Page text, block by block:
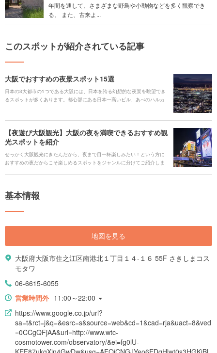
年間を通して、さまざまな野鳥や小動物などを多く観察でき
る。 また、古来よ...
このスポットが紹介されている記事
大阪でおすすめの夜景スポット15選
日本の3大都市の1つである大阪には、日本を誇る幻想的な夜景を眺望でき
るスポットが多くあります。都心部にある日本一高いビル、あべのハルカ
【夜遊び大阪観光】大阪の夜を満喫できるおすすめ観
光スポットを紹介
せっかく大阪観光にきたんだから、夜まで目一杯楽しみたい！という方に
おすすめの夜だからこそ楽しめるスポットをジャンルに分けてご紹介しま
基本情報
地図を見る
大阪府大阪市住之江区南港北１丁目１４-１６ 55F さきしまコス
モタワ
06-6615-6055
営業時間外 11:00～22:00
https://www.google.co.jp/url?
sa=t&rct=j&q=&esrc=s&source=web&cd=1&cad=rja&uact=8&ved
=0CCgQFjAA&url=http://www.wtc-
cosmotower.com/observatory/&ei=fg0lU-